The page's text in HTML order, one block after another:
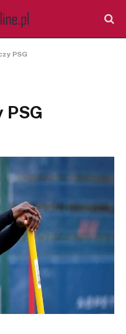
PSG
PSG